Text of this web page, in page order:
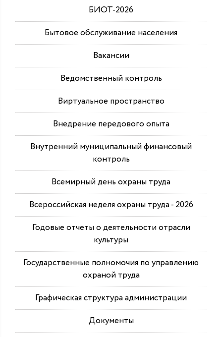
БИОТ-2026
Бытовое обслуживание населения
Вакансии
Ведомственный контроль
Виртуальное пространство
Внедрение передового опыта
Внутренний муниципальный финансовый
контроль
Всемирный день охраны труда
Всероссийская неделя охраны труда - 2026
Годовые отчеты о деятельности отрасли
культуры
Государственные полномочия по управлению
охраной труда
Графическая структура администрации
Документы